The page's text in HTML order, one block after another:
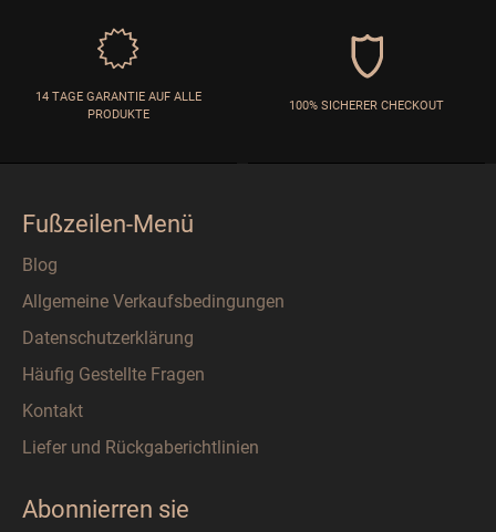
14 TAGE GARANTIE AUF ALLE
PRODUKTE
100% SICHERER CHECKOUT
Fußzeilen-Menü
Blog
Allgemeine Verkaufsbedingungen
Datenschutzerklärung
Häufig Gestellte Fragen
Kontakt
Liefer und Rückgaberichtlinien
Abonnierren sie